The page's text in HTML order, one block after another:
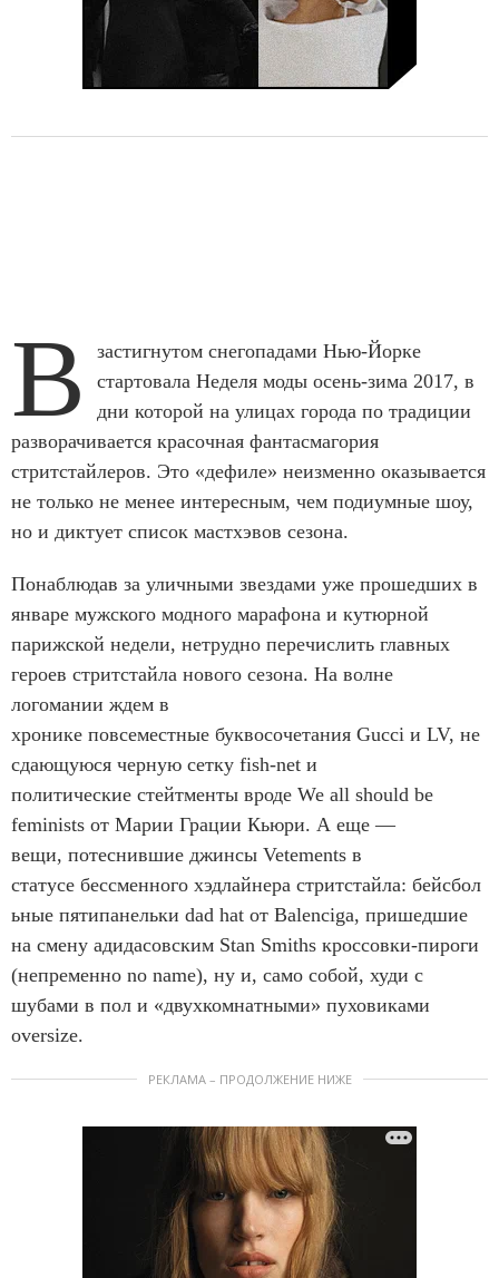
В
застигнутом снегопадами Нью-Йорке
стартовала Неделя моды осень-зима 2017, в
дни которой на улицах города по традиции
разворачивается красочная фантасмагория
стритстайлеров. Это «дефиле» неизменно оказывается
не только не менее интересным, чем подиумные шоу,
но и диктует список мастхэвов сезона.
Понаблюдав за уличными звездами уже прошедших в
январе мужского модного марафона и кутюрной
парижской недели, нетрудно перечислить главных
героев стритстайла нового сезона. На волне
логомании ждем в
хронике повсеместные буквосочетания Gucci и LV, не
сдающуюся черную сетку fish-net и
политические стейтменты вроде We all should be
feminists от Марии Грации Кьюри. А еще —
вещи, потеснившие джинсы Vetements в
статусе бессменного хэдлайнера стритстайла: бейсбол
ьные пятипанельки dad hat от Balenciga, пришедшие
на смену адидасовским Stan Smiths кроссовки-пироги
(непременно no name), ну и, само собой, худи с
шубами в пол и «двухкомнатными» пуховиками
oversize.
РЕКЛАМА – ПРОДОЛЖЕНИЕ НИЖЕ